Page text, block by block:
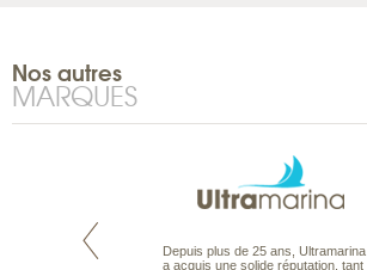
Nos autres
MARQUES
propose tous
Depuis plus de 25 ans, Ultramarina
a acquis une solide réputation, tant